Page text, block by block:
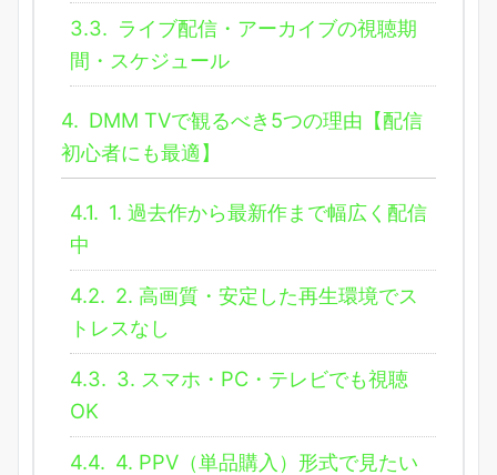
3.3. ライブ配信・アーカイブの視聴期
間・スケジュール
4. DMM TVで観るべき5つの理由【配信
初心者にも最適】
4.1. 1. 過去作から最新作まで幅広く配信
中
4.2. 2. 高画質・安定した再生環境でス
トレスなし
4.3. 3. スマホ・PC・テレビでも視聴
OK
4.4. 4. PPV（単品購入）形式で見たい